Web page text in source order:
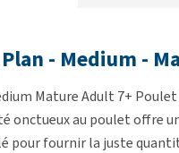
- Medium -
Mature Adult 7+
onctueux au poulet
pour fournir la juste